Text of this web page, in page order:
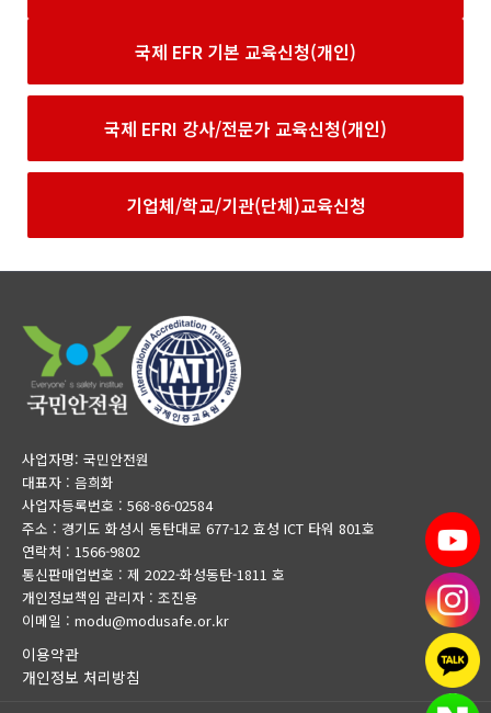
국제 EFR 기본 교육신청(개인)
국제 EFRI 강사/전문가 교육신청(개인)
기업체/학교/기관(단체)교육신청
사업자명: 국민안전원
대표자 : 음희화
사업자등록번호 : 568-86-02584
주소 : 경기도 화성시 동탄대로 677-12 효성 ICT 타워 801호
연락처 : 1566-9802
통신판매업번호 : 제 2022-화성동탄-1811 호
개인정보책임 관리자 : 조진용
이메일 : modu@modusafe.or.kr
이용약관
개인정보 처리방침